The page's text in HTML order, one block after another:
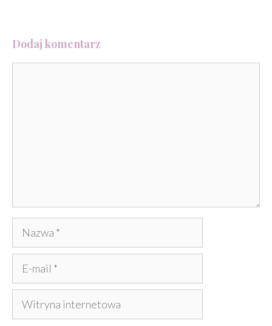
Dodaj komentarz
Nazwa
Witryna
internetowa